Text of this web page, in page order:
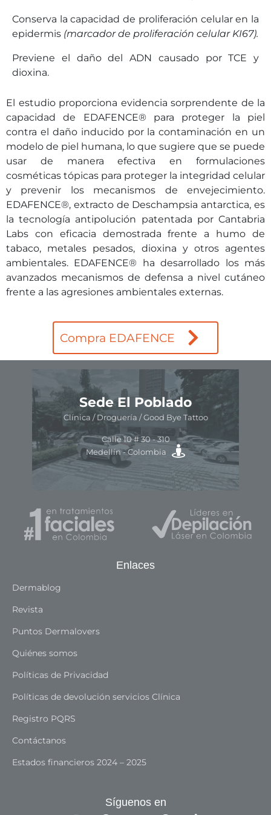
Conserva la capacidad de proliferación celular en la
epidermis (marcador de proliferación celular KI67).
Previene el daño del ADN causado por TCE y
dioxina.
El estudio proporciona evidencia sorprendente de la
capacidad de EDAFENCE® para proteger la piel
contra el daño inducido por la contaminación en un
modelo de piel humana, lo que sugiere que se puede
usar de manera efectiva en formulaciones
cosméticas tópicas para proteger la integridad celular
y prevenir los mecanismos de envejecimiento.
EDAFENCE®, extracto de Deschampsia antarctica, es
la tecnología antipolución patentada por Cantabria
Labs con eficacia demostrada frente a humo de
tabaco, metales pesados, dioxina y otros agentes
ambientales. EDAFENCE® ha desarrollado los más
avanzados mecanismos de defensa a nivel cutáneo
frente a las agresiones ambientales externas.
Compra EDAFENCE
Sede El Poblado
Clínica / Droguería / Good Bye Tattoo
Calle 10 # 30 - 310
Medellín - Colombia
Enlaces
Dermablog
Revista
Puntos Dermalovers
Quiénes somos
Políticas de Privacidad
Políticas de devolución servicios Clínica
Registro PQRS
Contáctanos
Estados financieros 2024 – 2025
Síguenos en